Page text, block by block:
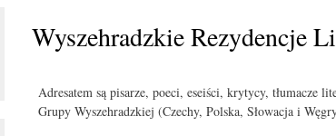
Wyszehradzkie Rezydencje
Adresatem są pisarze, poeci, eseiści, krytycy, tłumacze
Grupy Wyszehradzkiej (Czechy, Polska, Słowacja i